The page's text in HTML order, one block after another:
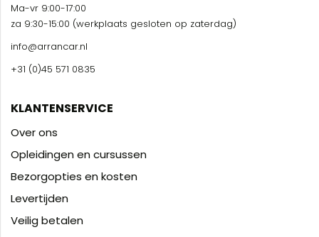
Ma-vr 9:00-17:00
za 9:30-15:00 (werkplaats gesloten op zaterdag)
info@arrancar.nl
+31 (0)45 571 0835
KLANTENSERVICE
Over ons
Opleidingen en cursussen
Bezorgopties en kosten
Levertijden
Veilig betalen